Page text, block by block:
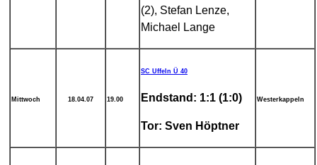
(2), Stefan Lenze,
Michael Lange
Mittwoch 18.04.07 19.00
SC Uffeln Ü 40
Endstand: 1:1 (1:0)
Tor: Sven Höptner
Westerkappeln